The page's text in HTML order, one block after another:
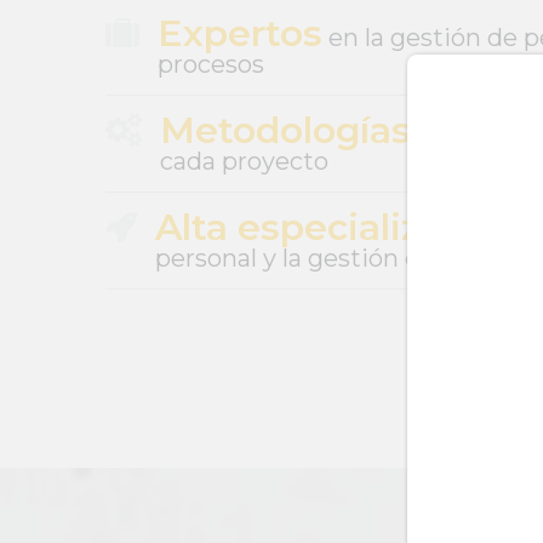
Expertos en la gestión de
procesos
Metodologías
cada proyecto
Alta especialización
personal y la gestión del talento